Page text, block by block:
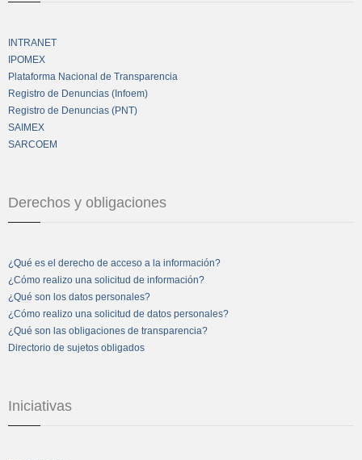
INTRANET
IPOMEX
Plataforma Nacional de Transparencia
Registro de Denuncias (Infoem)
Registro de Denuncias (PNT)
SAIMEX
SARCOEM
Derechos y obligaciones
¿Qué es el derecho de acceso a la información?
¿Cómo realizo una solicitud de información?
¿Qué son los datos personales?
¿Cómo realizo una solicitud de datos personales?
¿Qué son las obligaciones de transparencia?
Directorio de sujetos obligados
Iniciativas